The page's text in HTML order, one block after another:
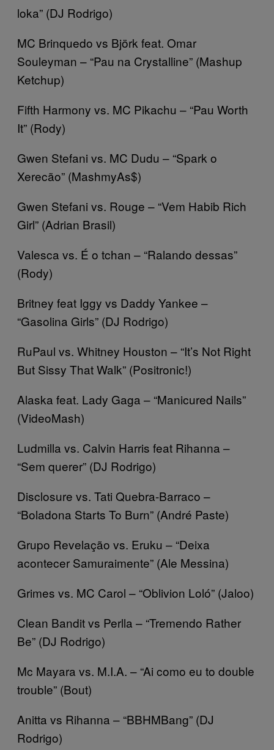
loka” (DJ Rodrigo)
MC Brinquedo vs Björk feat. Omar
Souleyman – “Pau na Crystalline” (Mashup
Ketchup)
Fifth Harmony vs. MC Pikachu – “Pau Worth
It” (Rody)
Gwen Stefani vs. MC Dudu – “Spark o
Xerecão” (MashmyAs$)
Gwen Stefani vs. Rouge – “Vem Habib Rich
Girl” (Adrian Brasil)
Valesca vs. É o tchan – “Ralando dessas”
(Rody)
Britney feat Iggy vs Daddy Yankee –
“Gasolina Girls” (DJ Rodrigo)
RuPaul vs. Whitney Houston – “It’s Not Right
But Sissy That Walk” (Positronic!)
Alaska feat. Lady Gaga – “Manicured Nails”
(VideoMash)
Ludmilla vs. Calvin Harris feat Rihanna –
“Sem querer” (DJ Rodrigo)
Disclosure vs. Tati Quebra-Barraco –
“Boladona Starts To Burn” (André Paste)
Grupo Revelação vs. Eruku – “Deixa
acontecer Samuraimente” (Ale Messina)
Grimes vs. MC Carol – “Oblivion Loló” (Jaloo)
Clean Bandit vs Perlla – “Tremendo Rather
Be” (DJ Rodrigo)
Mc Mayara vs. M.I.A. – “Ai como eu to double
trouble” (Bout)
Anitta vs Rihanna – “BBHMBang” (DJ
Rodrigo)